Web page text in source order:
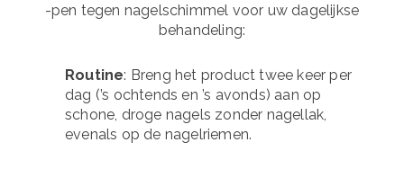
-pen tegen nagelschimmel voor uw dagelijkse
behandeling:
Routine: Breng het product twee keer per
dag (’s ochtends en ’s avonds) aan op
schone, droge nagels zonder nagellak,
evenals op de nagelriemen.